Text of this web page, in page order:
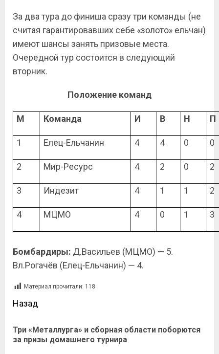
За два тура до финиша сразу три команды (не
считая гарантировавших себе «золото» ельчан)
имеют шансы занять призовые места.
Очередной тур состоится в следующий
вторник.
Положение команд
М Команда И В Н П
1 Елец-Ельчанин 4 4 0 0
2 Мир-Ресурс 4 2 0 2
3 Индезит 4 1 1 2
4 МЦМО 4 0 1 3
Бомбардиры: Д.Васильев (МЦМО) — 5.
Вл.Рогачёв (Елец-Ельчанин) — 4.
Материал прочитали: 118
Назад
Три «Металлурга» и сборная области поборются
за призы домашнего турнира